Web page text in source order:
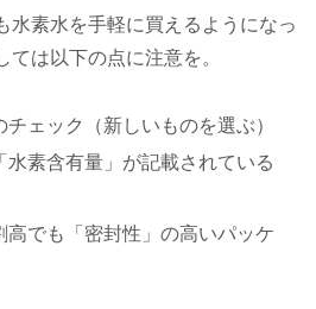
水素水を手軽に買えるようになっ
は以下の点に注意を。
ェック（新しいものを選ぶ）
水素含有量」が記載されている
高でも「密封性」の高いパッケ